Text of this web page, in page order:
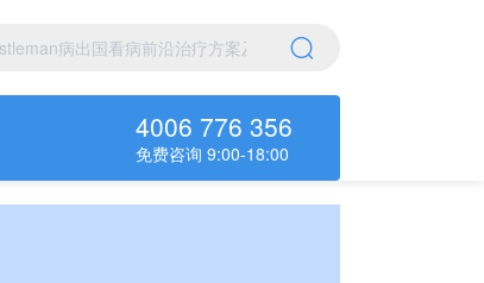
4006 776 356
免费咨询 9:00-18:00